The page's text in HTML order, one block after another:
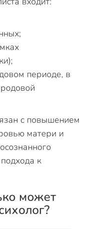
периоде, в
с повышением
матери и
к
может